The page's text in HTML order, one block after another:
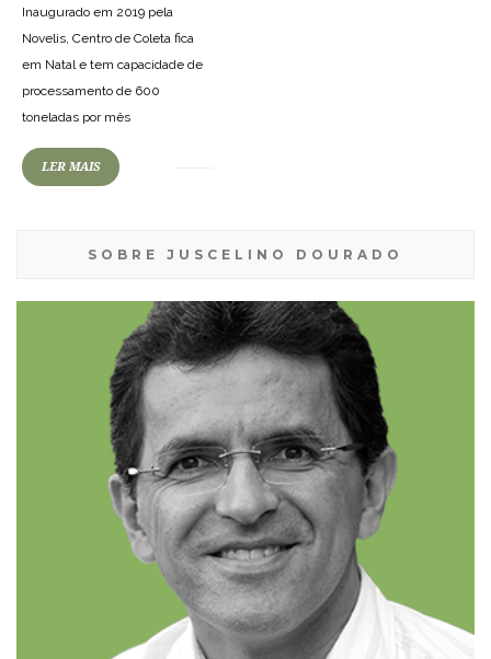
Inaugurado em 2019 pela
Novelis, Centro de Coleta fica
em Natal e tem capacidade de
processamento de 600
toneladas por mês
LER MAIS
SOBRE JUSCELINO DOURADO